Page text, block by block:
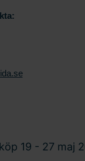
19 - 27 maj